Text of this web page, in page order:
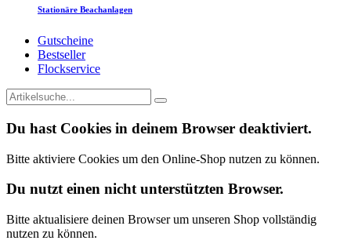
Stationäre Beachanlagen
Gutscheine
Bestseller
Flockservice
Du hast Cookies in deinem Browser deaktiviert.
Bitte aktiviere Cookies um den Online-Shop nutzen zu können.
Du nutzt einen nicht unterstützten Browser.
Bitte aktualisiere deinen Browser um unseren Shop vollständig
nutzen zu können.